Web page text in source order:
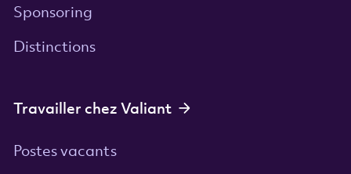
Sponsoring
Distinctions
Travailler chez Valiant
Postes vacants